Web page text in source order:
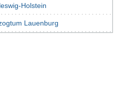
Holstein
Lauenburg